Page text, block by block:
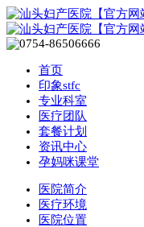
首页
印象stfc
专业科室
医疗团队
套餐计划
资讯中心
孕妈咪课堂
医院简介
医疗环境
医院位置